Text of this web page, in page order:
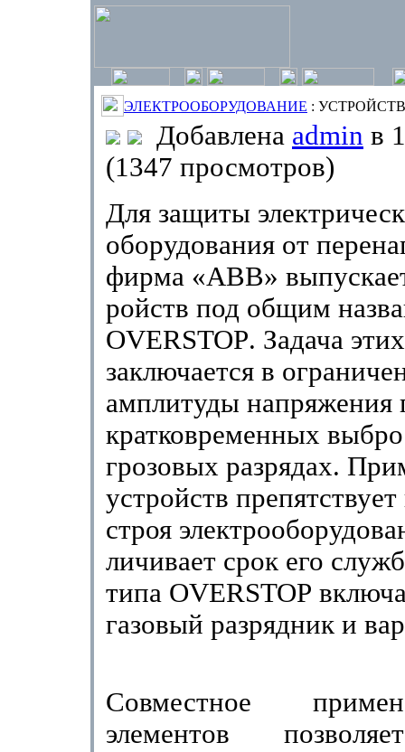
ЭЛЕКТРООБОРУДОВАНИЕ :
Добавлена admin в
(1347 просмотров)
Для защиты
оборудования от
фирма «ABB»
ройств под общим
OVERSTOP. Задача
заключается в
амплитуды на­пряжения
кратковременных
грозовых разрядах.
устройств
строя
личивает срок его
типа OVERSTOP
газовый разрядник и
Сов­местное
элементов